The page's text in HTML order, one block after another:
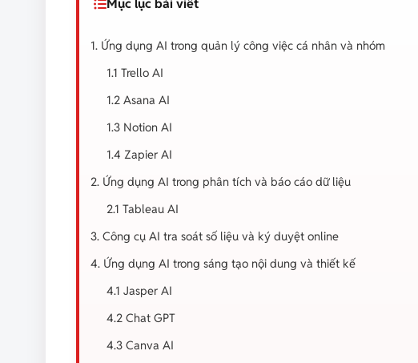
Mục lục bài viết
1. Ứng dụng AI trong quản lý công việc cá nhân và nhóm
1.1 Trello AI
1.2 Asana AI
1.3 Notion AI
1.4 Zapier AI
2. Ứng dụng AI trong phân tích và báo cáo dữ liệu
2.1 Tableau AI
3. Công cụ AI tra soát số liệu và ký duyệt online
4. Ứng dụng AI trong sáng tạo nội dung và thiết kế
4.1 Jasper AI
4.2 Chat GPT
4.3 Canva AI